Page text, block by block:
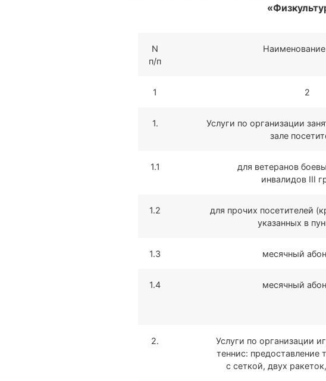
N
п/п
Наименование
1 2
1.
Услуги по организации
зале
1.1
для ветеранов
инвалидов III
1.2
для прочих посетителей
указанных в
1.3 месячный
1.4 месячный
2.
Услуги по организации
теннис: предоставление
с сеткой, двух